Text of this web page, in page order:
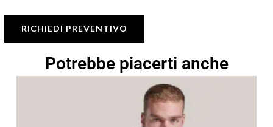
RICHIEDI PREVENTIVO
Potrebbe piacerti anche
di
prezzo:
da